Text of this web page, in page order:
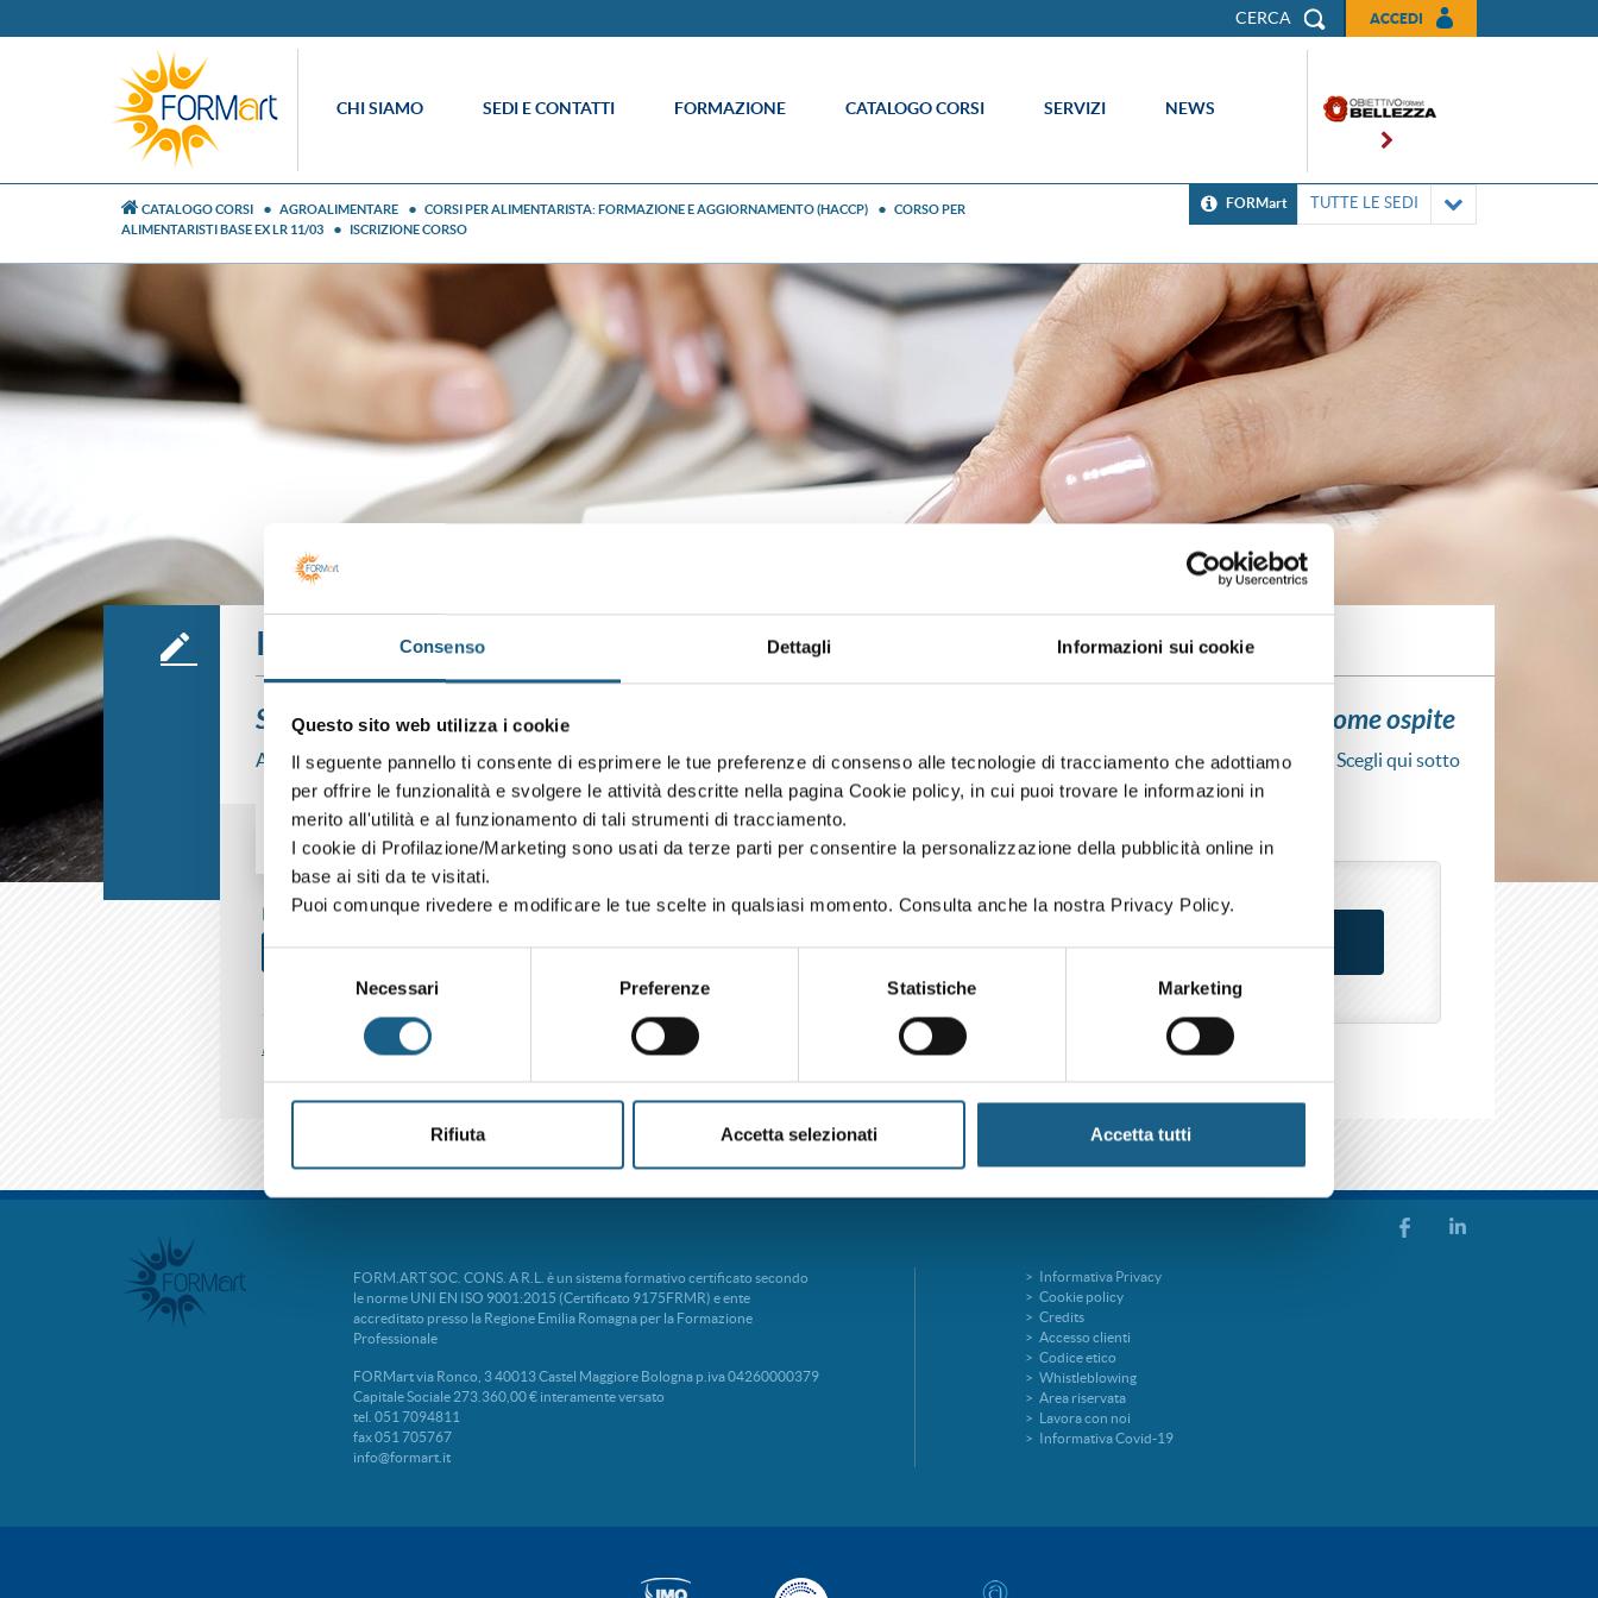
Consenso Dettagli Informazioni sui cookie
Questo sito web utilizza i cookie
Il seguente pannello ti consente di esprimere le tue preferenze di consenso alle tecnologie di tracciamento che adottiamo
per offrire le funzionalità e svolgere le attività descritte nella pagina Cookie policy, in cui puoi trovare le informazioni in
merito all'utilità e al funzionamento di tali strumenti di tracciamento.
I cookie di Profilazione/Marketing sono usati da terze parti per consentire la personalizzazione della pubblicità online in
base ai siti da te visitati.
Puoi comunque rivedere e modificare le tue scelte in qualsiasi momento. Consulta anche la nostra Privacy Policy.
Necessari Preferenze Statistiche Marketing
Rifiuta Accetta selezionati Accetta tutti
ACCEDI
CERCA
CHI SIAMO SEDI E CONTATTI FORMAZIONE CATALOGO CORSI SERVIZI NEWS
FORMart TUTTE LE SEDI
CATALOGO CORSI AGROALIMENTARE CORSI PER ALIMENTARISTA: FORMAZIONE E AGGIORNAMENTO (HACCP)
CORSO PER
ALIMENTARISTI BASE EX LR 11/03
ISCRIZIONE CORSO
Iscrizione
Sei già cliente?
Accedi con le credenziali che hai già creato in fase di iscrizione:
AZIENDA PRIVATO
P. IVA PASSWORD (minimo 8 caratteri)
Oppure prosegui l'iscrizione al corso come ospite
Puoi proseguire l'iscrizione al corso senza fare login. Scegli qui sotto
se iscriverti al corso come azienda o come privato.
FORM.ART SOC. CONS. A R.L. è un sistema formativo certificato secondo
le norme UNI EN ISO 9001:2015 (Certificato 9175FRMR) e ente
accreditato presso la Regione Emilia Romagna per la Formazione
Professionale
FORMart via Ronco, 3 40013 Castel Maggiore Bologna p.iva 04260000379
Capitale Sociale 273.360,00 € interamente versato
tel. 051 7094811
fax 051 705767
info@formart.it
Informativa Privacy
Cookie policy
Credits
Accesso clienti
Codice etico
Whistleblowing
Area riservata
Lavora con noi
Informativa Covid-19